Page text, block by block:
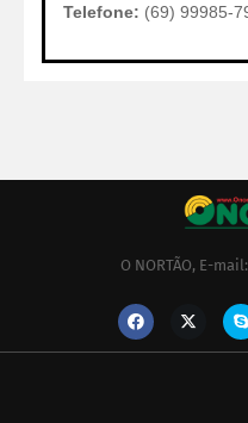
Telefone: (69) 99985-
O NORTÃO, E-